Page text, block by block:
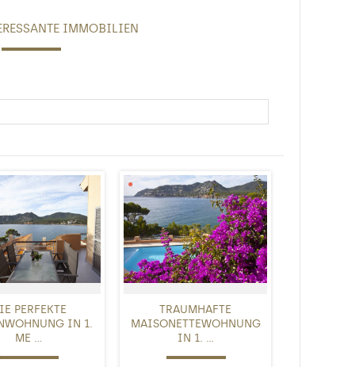
IMMOBILIEN
PERFEKTE
IN 1.
ME ...
TRAUMHAFTE
MAISONETTEWOHNUNG
IN 1. ...